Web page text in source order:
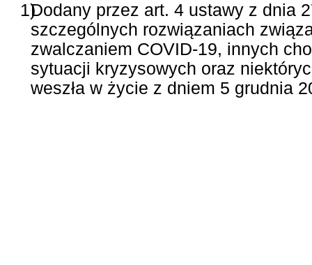
1)Dodany przez art. 4 ustawy z dnia
szczególnych rozwiązaniach
zwalczaniem COVID-19, innych
sytuacji kryzysowych oraz
weszła w życie z dniem 5 grudnia